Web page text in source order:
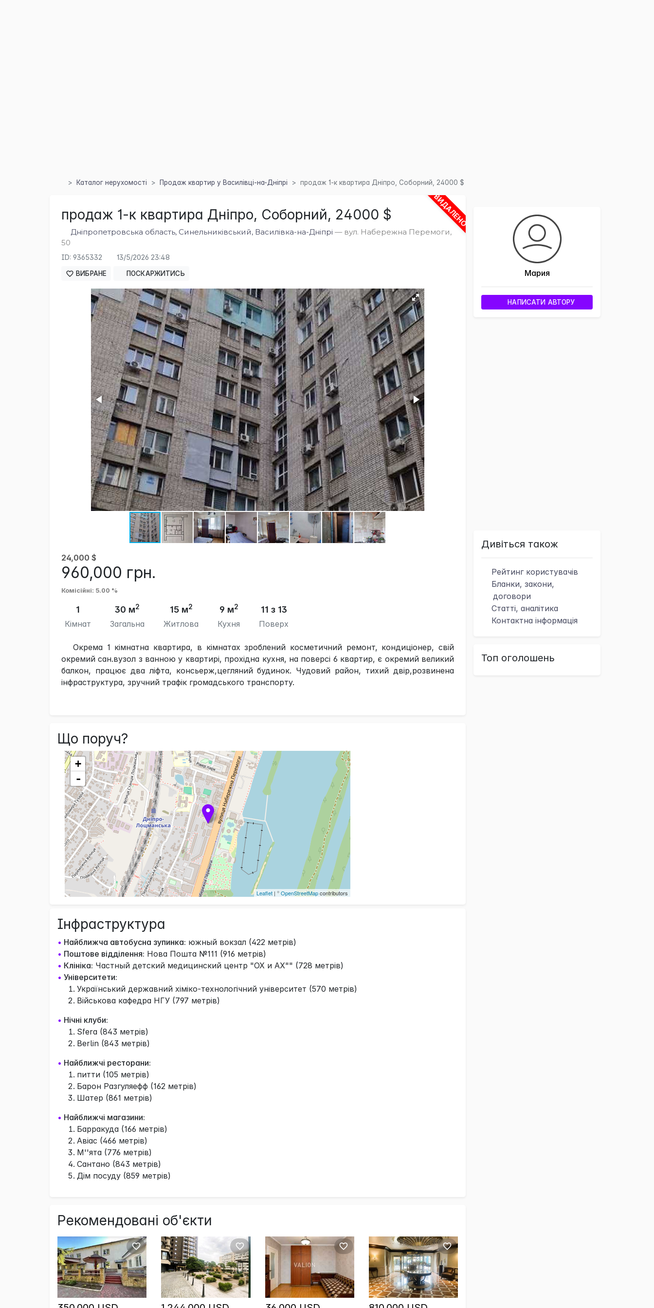
Каталог нерухомості Продаж квартир у Василівці-на-Дніпрі продаж 1-к квартира Дніпро, Соборний, 24000 $
ВИДАЛЕНО
продаж 1-к квартира Дніпро, Соборний, 24000 $
Дніпропетровська область, Синельниківський, Василівка-на-Дніпрі — вул. Набережна Перемоги,
50
ID: 9365332 13/5/2026 23:48
ВИБРАНЕ ПОСКАРЖИТИСЬ
24,000 $
960,000 грн.
Комісійні: 5.00 %
1
Кімнат
30 м2
Загальна
15 м2
Житлова
9 м2
Кухня
11 з 13
Поверх
Окрема 1 кімнатна квартира, в кімнатах зроблений косметичний ремонт, кондиціонер, свій
окремий сан.вузол з ванною у квартирі, прохідна кухня, на поверсі 6 квартир, є окремий великий
балкон, працює два ліфта, консьерж,цегляний будинок. Чудовий район, тихий двір,розвинена
інфраструктура, зручний трафік громадського транспорту.
Що поруч?
+
-
Leaflet | ©OpenStreetMapcontributors
Інфраструктура
• Найближча автобусна зупинка: южный вокзал (422 метрів)
• Поштове відділення: Нова Пошта №111 (916 метрів)
• Клініка: Частный детский медицинский центр "ОХ и АХ"" (728 метрів)
• Університети:
Український державний хіміко-технологічний університет (570 метрів)
Військова кафедра НГУ (797 метрів)
• Нічні клуби:
Sfera (843 метрів)
Berlin (843 метрів)
• Найближчі ресторани:
питти (105 метрів)
Барон Разгуляефф (162 метрів)
Шатер (861 метрів)
• Найближчі магазини:
Барракуда (166 метрів)
Авіас (466 метрів)
М''ята (776 метрів)
Сантано (843 метрів)
Дім посуду (859 метрів)
Рекомендовані об'єкти
Мария
НАПИСАТИ АВТОРУ
Дивіться також
Рейтинг користувачів
Бланки, закони,
договори
Статті, аналітика
Контактна інформація
Топ оголошень